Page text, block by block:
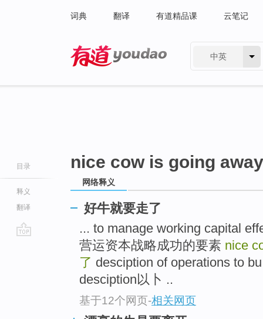
词典 翻译 有道精品课 云笔记
中英
目录
释义
翻译
nice cow is going away
网络释义
好牛就要走了
... to manage working capital
营运资本战略成功的要素 nice
了 desciption of operations to
desciption以卜 ..
基于12个网页-相关网页